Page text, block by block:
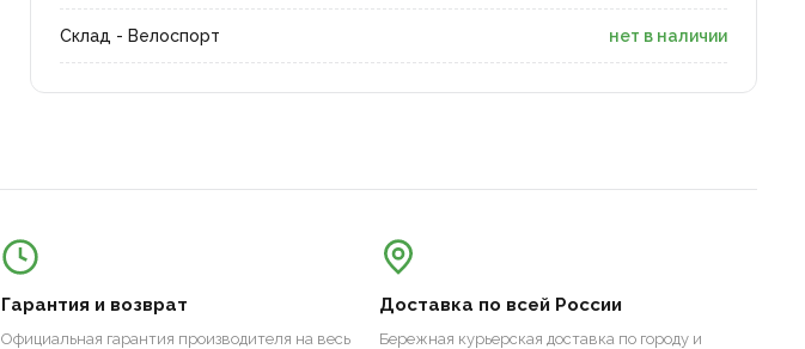
Склад - Велоспорт нет в наличии
Гарантия и возврат
Официальная гарантия производителя на весь
Доставка по всей России
Бережная курьерская доставка по городу и